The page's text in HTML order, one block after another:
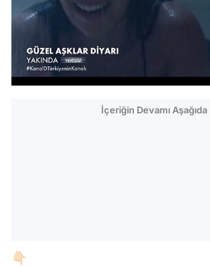
İçeriğin Devamı Aşağıda
👇🏻